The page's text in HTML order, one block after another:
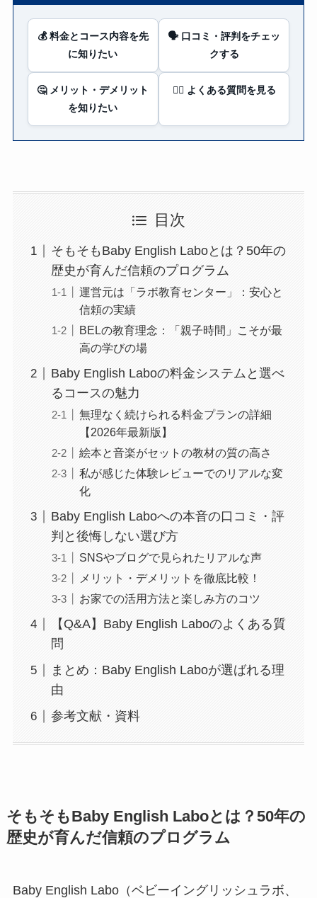
💰 料金とコース内容を先
に知りたい
🗣️ 口コミ・評判をチェッ
クする
🤔 メリット・デメリット
を知りたい
🙋‍♀️ よくある質問を見る
目次
そもそもBaby English Laboとは？50年の
歴史が育んだ信頼のプログラム
運営元は「ラボ教育センター」：安心と
信頼の実績
BELの教育理念：「親子時間」こそが最
高の学びの場
Baby English Laboの料金システムと選べ
るコースの魅力
無理なく続けられる料金プランの詳細
【2026年最新版】
絵本と音楽がセットの教材の質の高さ
私が感じた体験レビューでのリアルな変
化
Baby English Laboへの本音の口コミ・評
判と後悔しない選び方
SNSやブログで見られたリアルな声
メリット・デメリットを徹底比較！
お家での活用方法と楽しみ方のコツ
【Q&A】Baby English Laboのよくある質
問
まとめ：Baby English Laboが選ばれる理
由
参考文献・資料
そもそもBaby English Laboとは？50年の
歴史が育んだ信頼のプログラム
Baby English Labo（ベビーイングリッシュラボ、